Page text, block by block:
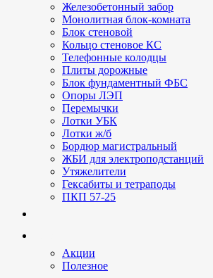
Железобетонный забор
Монолитная блок-комната
Блок стеновой
Кольцо стеновое КС
Телефонные колодцы
Плиты дорожные
Блок фундаментный ФБС
Опоры ЛЭП
Перемычки
Лотки УБК
Лотки ж/б
Бордюр магистральный
ЖБИ для электроподстанций
Утяжелители
Гексабиты и тетраподы
ПКП 57-25
Акции
Полезное